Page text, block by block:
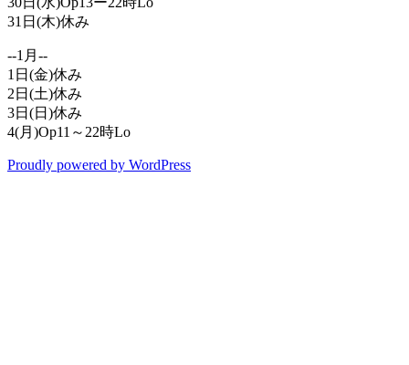
31日(木)休み
--1月--
1日(金)休み
2日(土)休み
3日(日)休み
4(月)Op11～22時Lo
Proudly powered by WordPress